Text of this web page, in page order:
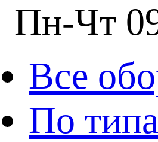
Пн-Чт
Все
По